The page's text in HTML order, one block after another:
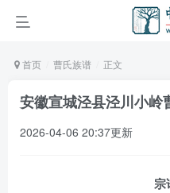
首页 曹氏族谱 正文
安徽宣城泾县泾川小岭
2026-04-06 20:37更新
宗